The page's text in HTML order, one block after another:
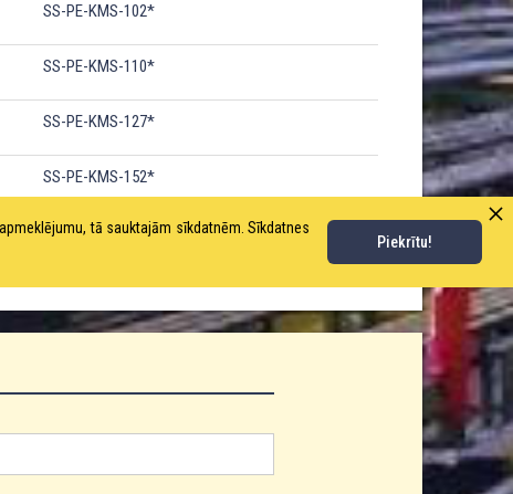
SS-PE-KMS-102*
SS-PE-KMS-110*
SS-PE-KMS-127*
SS-PE-KMS-152*
SS-PE-KMS-200*
tā sauktajām sīkdatnēm. Sīkdatnes
Piekrītu!